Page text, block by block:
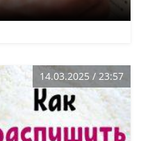
14.03.2025 / 23:57